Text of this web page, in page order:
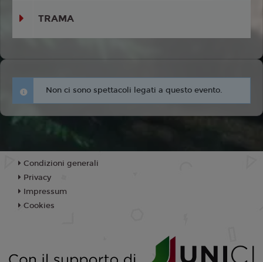
TRAMA
Non ci sono spettacoli legati a questo evento.
Condizioni generali
Privacy
Impressum
Cookies